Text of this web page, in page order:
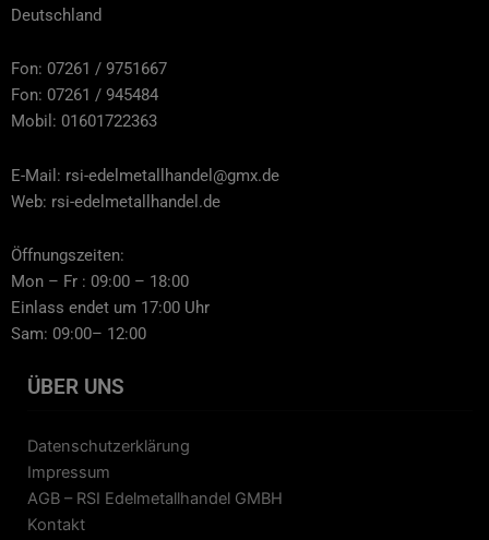
Deutschland
Fon: 07261 / 9751667
Fon: 07261 / 945484
Mobil: 01601722363
E-Mail: rsi-edelmetallhandel@gmx.de
Web: rsi-edelmetallhandel.de
Öffnungszeiten:
Mon – Fr : 09:00 – 18:00
Einlass endet um 17:00 Uhr
Sam: 09:00– 12:00
ÜBER UNS
Datenschutzerklärung
Impressum
AGB – RSI Edelmetallhandel GMBH
Kontakt